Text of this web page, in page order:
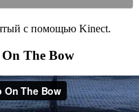
с помощью Kinect.
The Bow